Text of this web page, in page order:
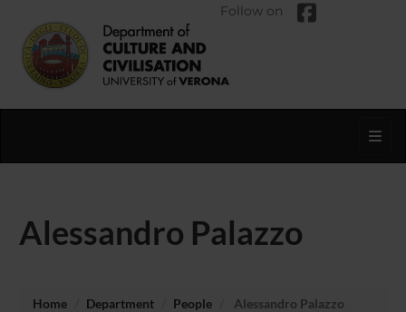
Follow on
Alessandro Palazzo
Home Department People Alessandro Palazzo